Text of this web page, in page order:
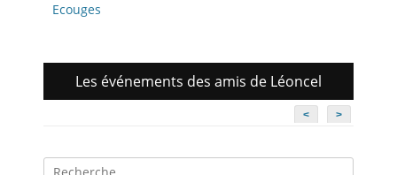
Ecouges
Les événements des amis de Léoncel
< >
Recherche